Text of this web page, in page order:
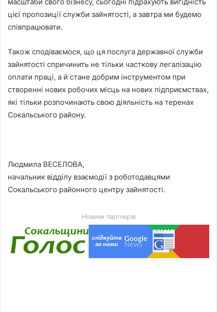
цієї пропозиції служби зайнятості, a завтра ми будемо
співпрацювати.
Також сподіваємося, що ця послуга державної служби
зайнятості спричинить не тільки часткову легалізацію
оплати праці, а й стане добрим інструментом при
створенні нових робочих місць на нових підприємствах,
які тільки розпочинають свою діяльність на теренах
Сокальського району.
Людмила ВЕСЕЛОВА,
начальник відділу взаємодії з роботодавцями
Сокальського районного центру зайнятості.
Новини партнерів